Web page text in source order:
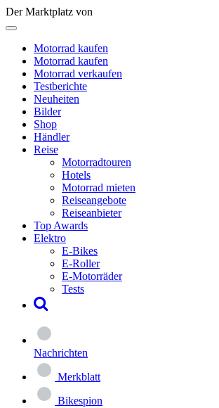
Der Marktplatz von
Motorrad kaufen
Motorrad kaufen
Motorrad verkaufen
Testberichte
Neuheiten
Bilder
Shop
Händler
Reise
Motorradtouren
Hotels
Motorrad mieten
Reiseangebote
Reiseanbieter
Top Awards
Elektro
E-Bikes
E-Roller
E-Motorräder
Tests
Nachrichten
Merkblatt
Bikespion